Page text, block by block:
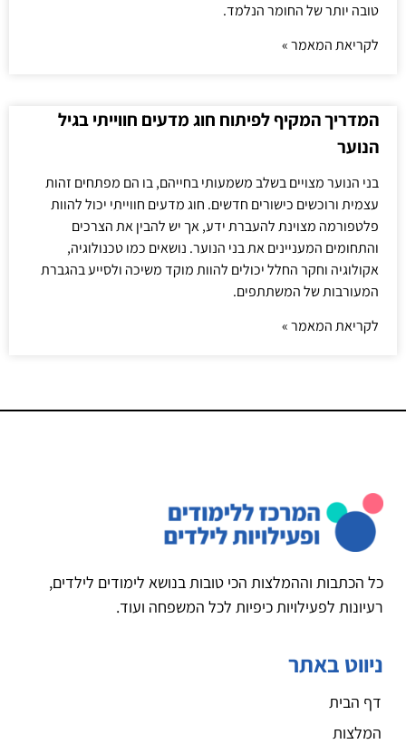
טובה יותר של החומר הנלמד.
לקריאת המאמר »
המדריך המקיף לפיתוח חוג מדעים חווייתי בגיל
הנוער
בני הנוער מצויים בשלב משמעותי בחייהם, בו הם מפתחים זהות
עצמית ורוכשים כישורים חדשים. חוג מדעים חווייתי יכול להוות
פלטפורמה מצוינת להעברת ידע, אך יש להבין את הצרכים
והתחומים המעניינים את בני הנוער. נושאים כמו טכנולוגיה,
אקולוגיה וחקר החלל יכולים להוות מוקד משיכה ולסייע בהגברת
המעורבות של המשתתפים.
לקריאת המאמר »
כל הכתבות וההמלצות הכי טובות בנושא לימודים לילדים,
רעיונות לפעילויות כיפיות לכל המשפחה ועוד.
ניווט באתר
דף הבית
המלצות